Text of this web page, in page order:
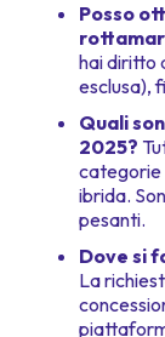
Posso
hai diritto
esclusa),
Quali
2025?
categorie
ibrida.
pesanti.
Dove si
La